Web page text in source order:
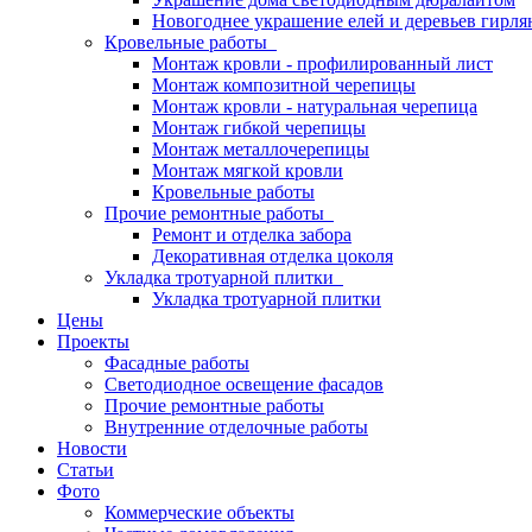
Новогоднее украшение елей и деревьев
Кровельные работы
Монтаж кровли - профилированный лист
Монтаж композитной черепицы
Монтаж кровли - натуральная черепица
Монтаж гибкой черепицы
Монтаж металлочерепицы
Монтаж мягкой кровли
Кровельные работы
Прочие ремонтные работы
Ремонт и отделка забора
Декоративная отделка цоколя
Укладка тротуарной плитки
Укладка тротуарной плитки
Цены
Проекты
Фасадные работы
Светодиодное освещение фасадов
Прочие ремонтные работы
Внутренние отделочные работы
Новости
Статьи
Фото
Коммерческие объекты